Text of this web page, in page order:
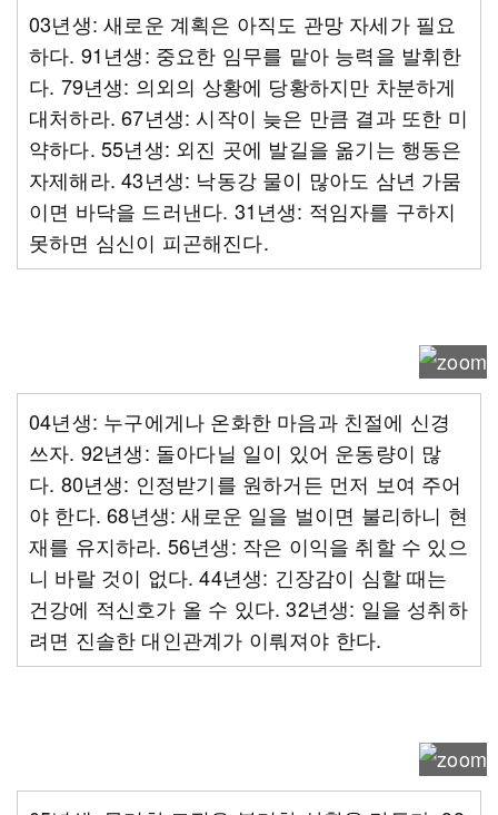
03년생: 새로운 계획은 아직도 관망 자세가 필요
하다. 91년생: 중요한 임무를 맡아 능력을 발휘한
다. 79년생: 의외의 상황에 당황하지만 차분하게
대처하라. 67년생: 시작이 늦은 만큼 결과 또한 미
약하다. 55년생: 외진 곳에 발길을 옮기는 행동은
자제해라. 43년생: 낙동강 물이 많아도 삼년 가뭄
이면 바닥을 드러낸다. 31년생: 적임자를 구하지
못하면 심신이 피곤해진다.
04년생: 누구에게나 온화한 마음과 친절에 신경
쓰자. 92년생: 돌아다닐 일이 있어 운동량이 많
다. 80년생: 인정받기를 원하거든 먼저 보여 주어
야 한다. 68년생: 새로운 일을 벌이면 불리하니 현
재를 유지하라. 56년생: 작은 이익을 취할 수 있으
니 바랄 것이 없다. 44년생: 긴장감이 심할 때는
건강에 적신호가 올 수 있다. 32년생: 일을 성취하
려면 진솔한 대인관계가 이뤄져야 한다.